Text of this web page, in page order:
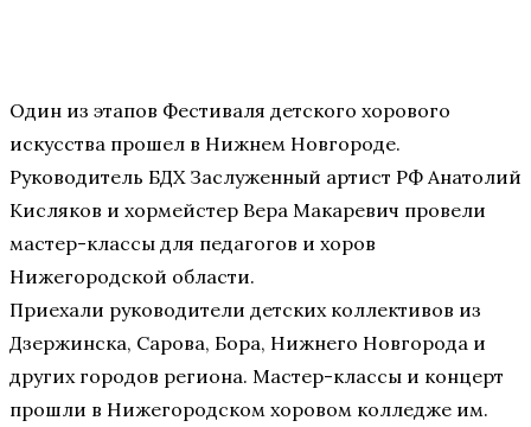
Один из этапов Фестиваля детского хорового
искусства прошел в Нижнем Новгороде.
Руководитель БДХ Заслуженный артист РФ Анатолий
Кисляков и хормейстер Вера Макаревич провели
мастер-классы для педагогов и хоров
Нижегородской области.
Приехали руководители детских коллективов из
Дзержинска, Сарова, Бора, Нижнего Новгорода и
других городов региона. Мастер-классы и концерт
прошли в Нижегородском хоровом колледже им.